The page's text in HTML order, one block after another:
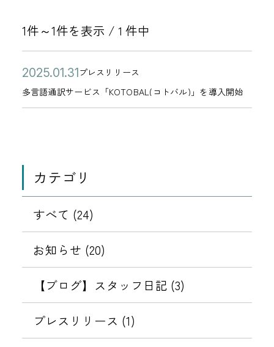
1件～1件を表示 / 1 件中
多言語通訳サービス「KOTOBAL(コトバル)」を導入開始
公
開
日
2
0
2
月
1
カ
テ
プレスリリース
多
言
語
サ
ビ
ス
「
O
O
A
カテゴリ
すべて (24)
お知らせ (20)
【ブログ】スタッフ日記 (3)
プレスリリース (1)